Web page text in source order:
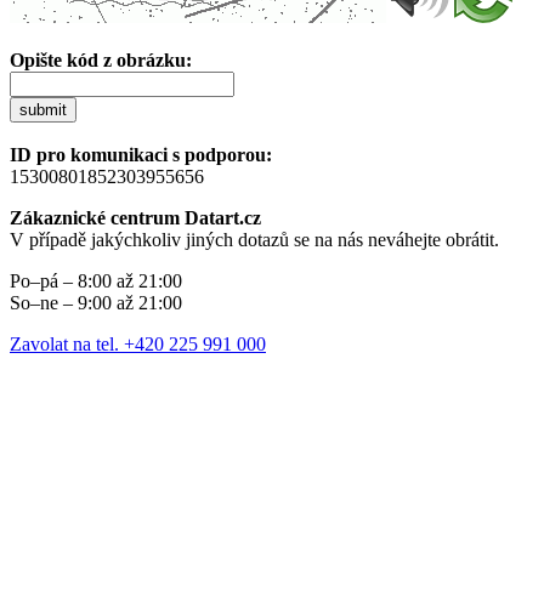
Opište kód z obrázku:
submit
ID pro komunikaci s podporou:
15300801852303955656
Zákaznické centrum Datart.cz
V případě jakýchkoliv jiných dotazů se na nás neváhejte obrátit.
Po–pá – 8:00 až 21:00
So–ne – 9:00 až 21:00
Zavolat na tel. +420 225 991 000